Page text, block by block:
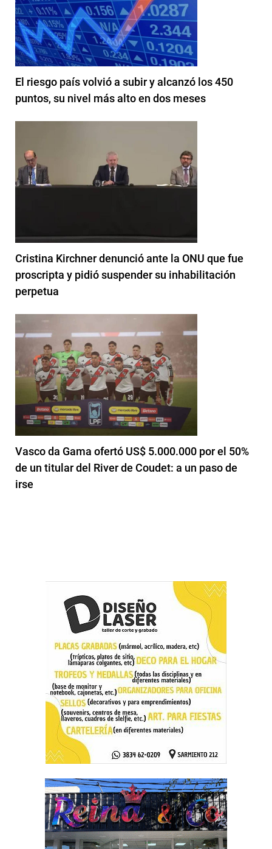
El riesgo país volvió a subir y alcanzó los 450
puntos, su nivel más alto en dos meses
Cristina Kirchner denunció ante la ONU que fue
proscripta y pidió suspender su inhabilitación
perpetua
Vasco da Gama ofertó US$ 5.000.000 por el 50%
de un titular del River de Coudet: a un paso de
irse